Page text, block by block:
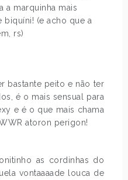
a marquinha mais
biquíni! (e acho que a
rs)
bastante peito e não ter
é o mais sensual para
e é o que mais chama
atoron perigon!
as cordinhas do
vontaaaade louca de